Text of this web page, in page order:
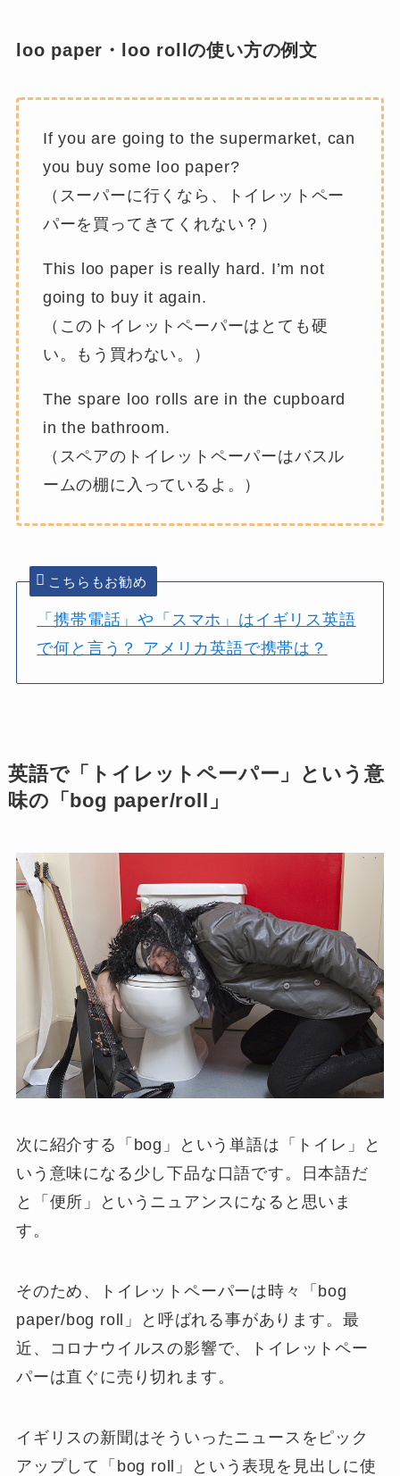
loo paper・loo rollの使い方の例文
If you are going to the supermarket, can
you buy some loo paper?
（スーパーに行くなら、トイレットペー
パーを買ってきてくれない？）
This loo paper is really hard. I’m not
going to buy it again.
（このトイレットペーパーはとても硬
い。もう買わない。）
The spare loo rolls are in the cupboard
in the bathroom.
（スペアのトイレットペーパーはバスル
ームの棚に入っているよ。）
こちらもお勧め
「携帯電話」や「スマホ」はイギリス英語
で何と言う？ アメリカ英語で携帯は？
英語で「トイレットペーパー」という意
味の「bog paper/roll」
次に紹介する「 bog 」という単語は「 トイレ 」と
いう意味になる少し下品な口語です。日本語だ
と「便所」というニュアンスになると思いま
す。
そのため、トイレットペーパーは時々「 bog
paper/bog roll 」と呼ばれる事があります。最
近、コロナウイルスの影響で、トイレットペー
パーは直ぐに売り切れます。
イギリスの新聞はそういったニュースをピック
アップして「bog roll」という表現を見出しに使